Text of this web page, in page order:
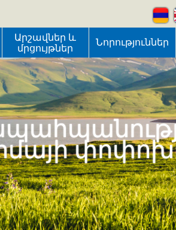
Արշավներ և
մրցույթներ
Նորություններ